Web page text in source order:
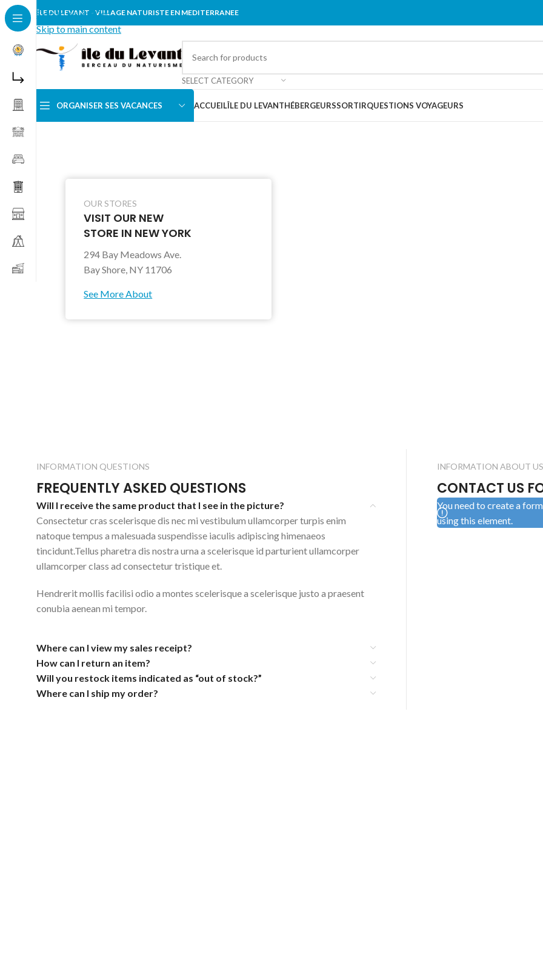
Skip to navigation
Skip to main content
ÎLE DU LEVANT - VILLAGE NATURISTE EN MEDITERRANEE
SELECT CATEGORY
ORGANISER SES VACANCES ACCUEILÎLE DU LEVANTHÉBERGEURSSORTIRQUESTIONS VOYAGEURS
OUR STORES
VISIT OUR NEW
STORE IN NEW YORK
294 Bay Meadows Ave.
Bay Shore, NY 11706
See More About
INFORMATION QUESTIONS
FREQUENTLY ASKED QUESTIONS
Will I receive the same product that I see in the picture?
Consectetur cras scelerisque dis nec mi vestibulum ullamcorper turpis enim
natoque tempus a malesuada suspendisse iaculis adipiscing himenaeos
tincidunt.Tellus pharetra dis nostra urna a scelerisque id parturient ullamcorper
ullamcorper class ad consectetur tristique et.
Hendrerit mollis facilisi odio a montes scelerisque a scelerisque justo a praesent
conubia aenean mi tempor.
Where can I view my sales receipt?
How can I return an item?
Will you restock items indicated as “out of stock?”
Where can I ship my order?
INFORMATION ABOUT US
CONTACT US
You need to create a
using this element.